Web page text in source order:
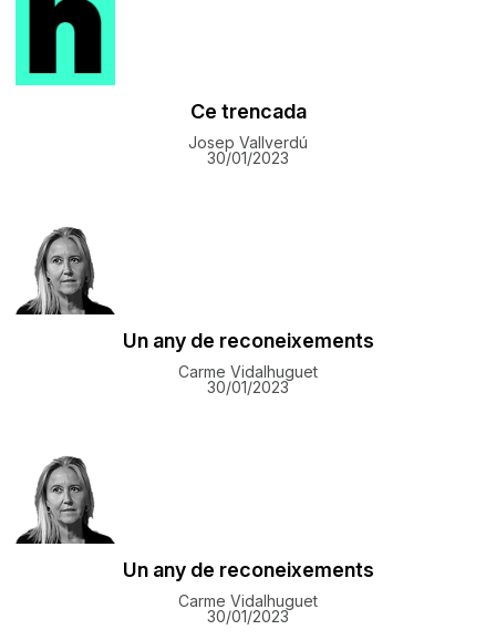
Ce trencada
Josep Vallverdú
30/01/2023
Un any de reconeixements
Carme Vidalhuguet
30/01/2023
Un any de reconeixements
Carme Vidalhuguet
30/01/2023